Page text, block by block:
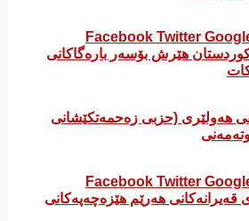
Facebook Twitter
هەولێری (حزبی زەحمەتکێشانی
Facebook Twitter